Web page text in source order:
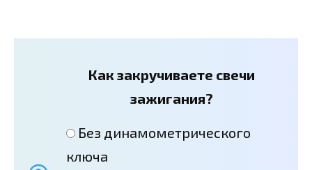
Как закручиваете свечи
зажигания?
Без динамометрического
ключа